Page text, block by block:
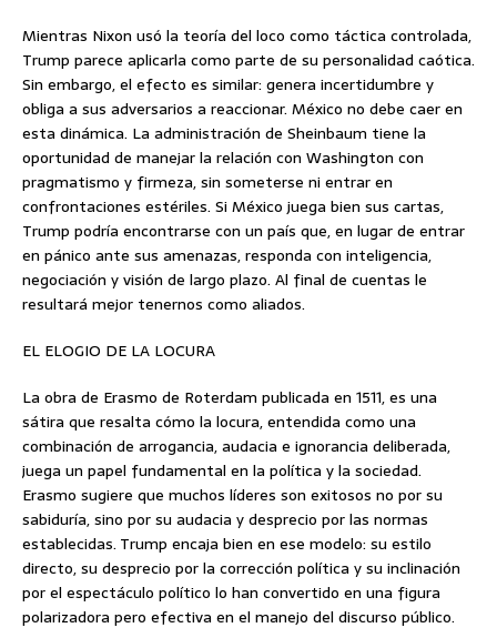
Mientras Nixon usó la teoría del loco como táctica controlada,
Trump parece aplicarla como parte de su personalidad caótica.
Sin embargo, el efecto es similar: genera incertidumbre y
obliga a sus adversarios a reaccionar. México no debe caer en
esta dinámica. La administración de Sheinbaum tiene la
oportunidad de manejar la relación con Washington con
pragmatismo y firmeza, sin someterse ni entrar en
confrontaciones estériles. Si México juega bien sus cartas,
Trump podría encontrarse con un país que, en lugar de entrar
en pánico ante sus amenazas, responda con inteligencia,
negociación y visión de largo plazo. Al final de cuentas le
resultará mejor tenernos como aliados.
EL ELOGIO DE LA LOCURA
La obra de Erasmo de Roterdam publicada en 1511, es una
sátira que resalta cómo la locura, entendida como una
combinación de arrogancia, audacia e ignorancia deliberada,
juega un papel fundamental en la política y la sociedad.
Erasmo sugiere que muchos líderes son exitosos no por su
sabiduría, sino por su audacia y desprecio por las normas
establecidas. Trump encaja bien en ese modelo: su estilo
directo, su desprecio por la corrección política y su inclinación
por el espectáculo político lo han convertido en una figura
polarizadora pero efectiva en el manejo del discurso público.